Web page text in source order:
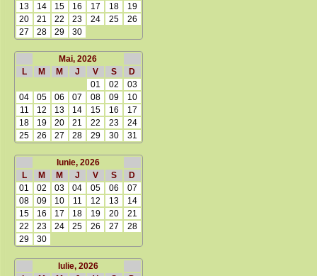
13
14 15 16 17 18
19
20
21 22 23 24 25
26
27
28 29 30
Mai, 2026
L
M M J V S
D
01
02
03
04
05 06 07 08 09
10
11
12 13 14 15 16
17
18
19 20 21 22 23
24
25
26 27 28 29 30 31
Iunie, 2026
L
M M J V S
D
01
02 03 04 05 06
07
08
09 10 11 12 13
14
15
16 17 18 19 20
21
22
23 24 25 26 27
28
29
30
Iulie, 2026